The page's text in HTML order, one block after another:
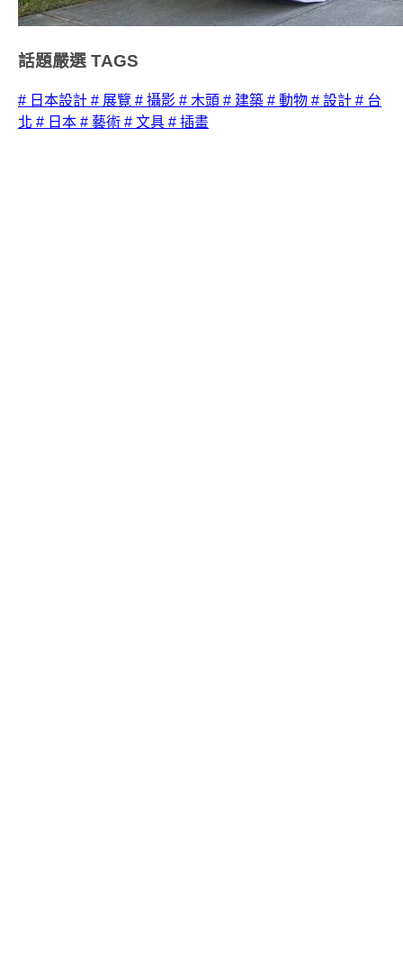
話題嚴選 TAGS
# 日本設計 # 展覽 # 攝影 # 木頭 # 建築 # 動物 # 設計 # 台
北 # 日本 # 藝術 # 文具 # 插畫